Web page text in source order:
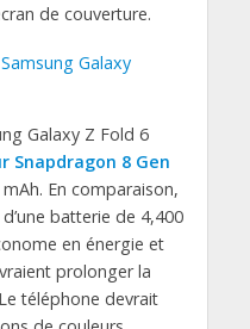
de couverture.
Galaxy
Galaxy Z Fold 6
Snapdragon 8 Gen
En comparaison,
batterie de 4,400
en énergie et
prolonger la
téléphone devrait